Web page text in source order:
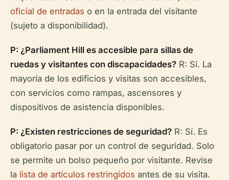
oficial de entradas o en la entrada del visitante
(sujeto a disponibilidad).
P: ¿Parliament Hill es accesible para sillas de
ruedas y visitantes con discapacidades? R: Sí. La
mayoría de los edificios y visitas son accesibles,
con servicios como rampas, ascensores y
dispositivos de asistencia disponibles.
P: ¿Existen restricciones de seguridad? R: Sí. Es
obligatorio pasar por un control de seguridad. Solo
se permite un bolso pequeño por visitante. Revise
la lista de artículos restringidos antes de su visita.